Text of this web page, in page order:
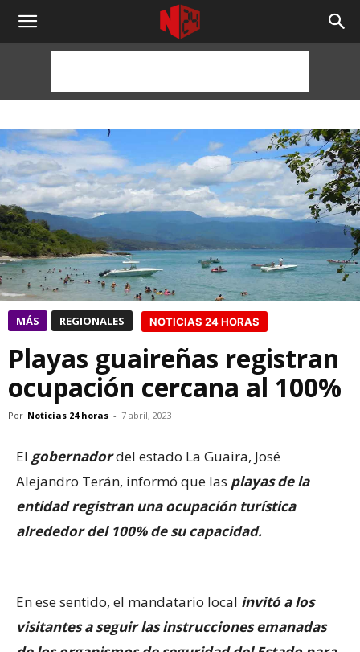
NOTICIAS
HORAS
MÁS REGIONALES NOTICIAS 24 HORAS
Playas guaireñas registran
ocupación cercana al 100%
Por Noticias 24 horas - 7 abril, 2023
El gobernadordel estado La Guaira, José
Alejandro Terán, informó que las playas de la
entidad registran una ocupación turística
alrededor del 100% de su capacidad.
En ese sentido, el mandatario local invitó a los
visitantes a seguir las instrucciones emanadas